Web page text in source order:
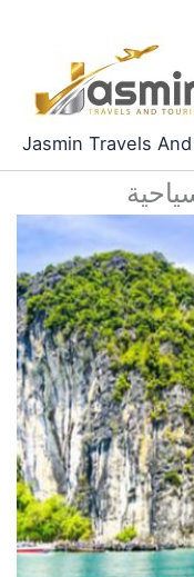
Jasmin Travels